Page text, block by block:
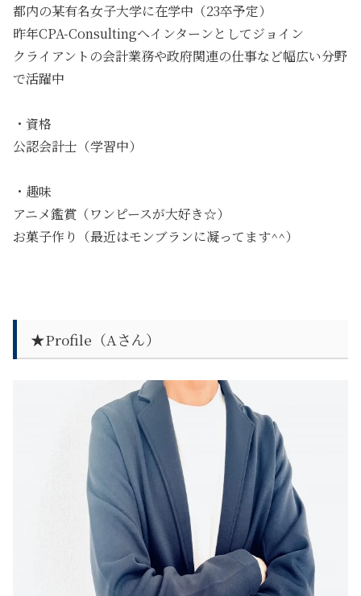
都内の某有名女子大学に在学中（23卒予定）
昨年CPA-Consultingへインターンとしてジョイン
クライアントの会計業務や政府関連の仕事など幅広い分野
で活躍中
・資格
公認会計士（学習中）
・趣味
アニメ鑑賞（ワンピースが大好き☆）
お菓子作り（最近はモンブランに凝ってます^^）
★Profile（Aさん）